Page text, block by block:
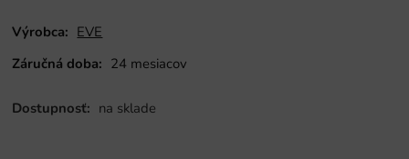
Výrobca: EVE
Záručná doba: 24 mesiacov
Dostupnosť: na sklade